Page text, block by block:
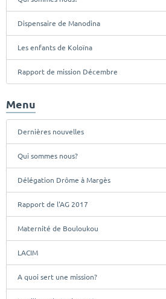
Dispensaire de Manodina
Les enfants de Koloïna
Rapport de mission Décembre
Menu
Dernières nouvelles
Qui sommes nous?
Délégation Drôme à Margès
Rapport de l'AG 2017
Maternité de Bouloukou
LACIM
A quoi sert une mission?